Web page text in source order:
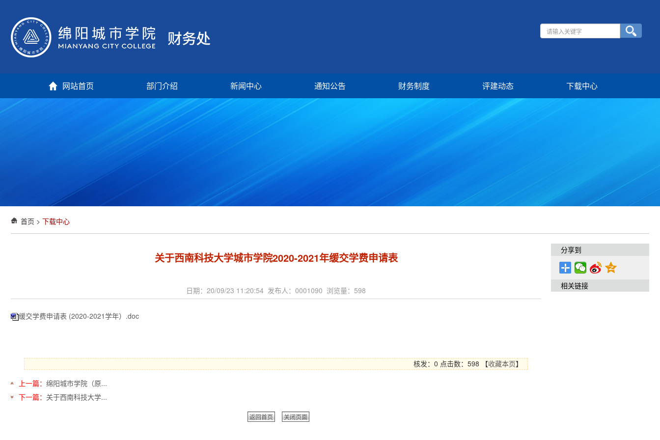
网站首页 部门介绍 新闻中心 通知公告 财务制度 评建动态 下载中心
首页 > 下载中心
关于西南科技大学城市学院2020-2021年缓交学费申请表
日期：20/09/23 11:20:54 发布人：0001090 浏览量： 598
缓交学费申请表 (2020-2021学年）.doc
核发：0 点击数： 598 【收藏本页】
上一篇： 绵阳城市学院（原...
下一篇： 关于西南科技大学...
返回首页 关闭页面
分享到
相关链接